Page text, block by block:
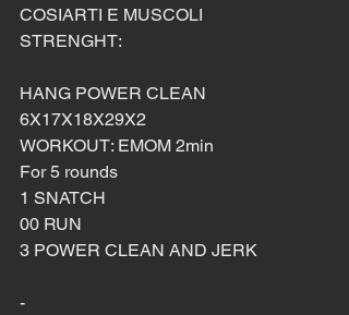
COSIARTI E MUSCOLI
STRENGHT:
HANG POWER CLEAN
6X17X18X29X2
WORKOUT: EMOM 2min
For 5 rounds
1 SNATCH
00 RUN
3 POWER CLEAN AND JERK
-